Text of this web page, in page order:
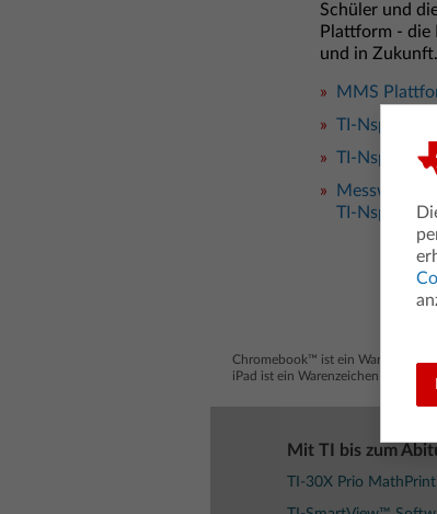
Schüler und
Plattform - die
und in Zukunft.
MMS
TI-Nspire™
TI-Nspire™
TI-Nspire™
Chromebook™ ist ein Warenzeichen
iPad ist ein Warenzeichen von
Mit TI bis zum
TI-30X Prio